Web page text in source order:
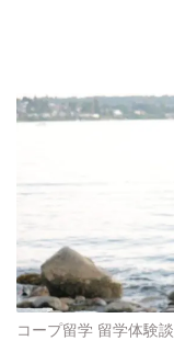
コープ留学 留学体験談